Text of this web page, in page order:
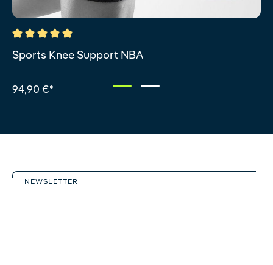
Valutazione media di 5 su 5 stelle
Sports Knee Support NBA
94,90 €*
NEWSLETTER